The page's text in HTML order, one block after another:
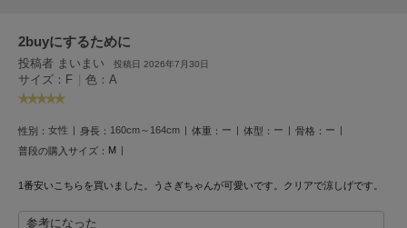
gelato pique Sleep
ジェラート ピケ スリープ
GRAMICCI
Henon.
2buyにするために
投稿者 まいまい 投稿日 2026年7月30日
サイズ：F | 色：A
性別： 女性 身長： 160cm～164cm 体重： ー 体型： ー 骨格： ー
普段の購入サイズ： M
1番安いこちらを買いました。うさぎちゃんが可愛いです。クリアで涼しげです。
参考になった